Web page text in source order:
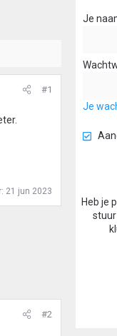
#1
21 jun 2023
#2
Je
Je
Heb je